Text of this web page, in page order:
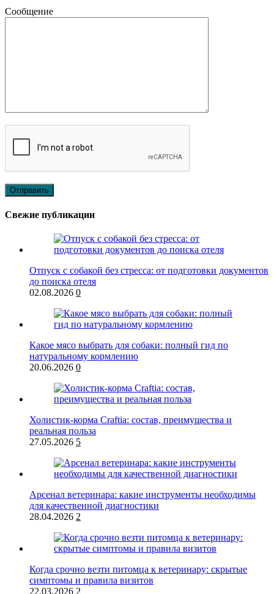
Сообщение
Свежие публикации
Отпуск с собакой без стресса: от подготовки документов
до поиска отеля
02.08.2026 0
Какое мясо выбрать для собаки: полный гид по
натуральному кормлению
20.06.2026 0
Холистик-корма Craftia: состав, преимущества и
реальная польза
27.05.2026 5
Арсенал ветеринара: какие инструменты необходимы
для качественной диагностики
28.04.2026 2
Когда срочно везти питомца к ветеринару: скрытые
симптомы и правила визитов
22.03.2026 2